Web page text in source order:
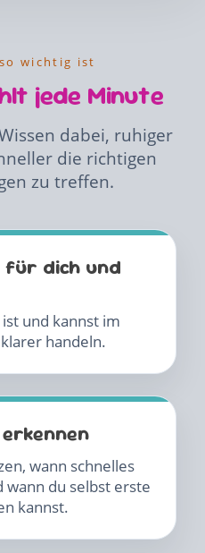
wichtig ist
jede Minute
dabei, ruhiger
die richtigen
zu treffen.
für dich und
und kannst im
handeln.
wann schnelles
wann du selbst erste
kannst.